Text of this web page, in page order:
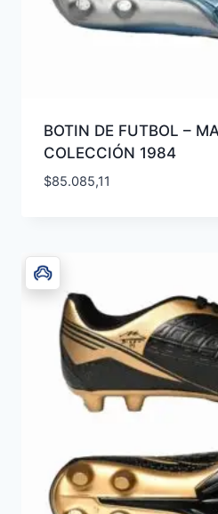
BOTIN DE FUTBOL –
COLECCIÓN 1984
$85.085,11